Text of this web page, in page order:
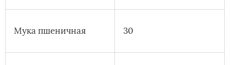
Мука пшеничная 30